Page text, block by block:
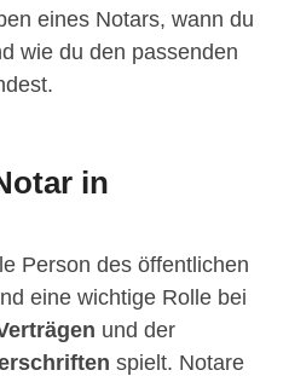
eines Notars, wann du
wie du den passenden
in
Person des öffentlichen
eine wichtige Rolle bei
und der
spielt. Notare